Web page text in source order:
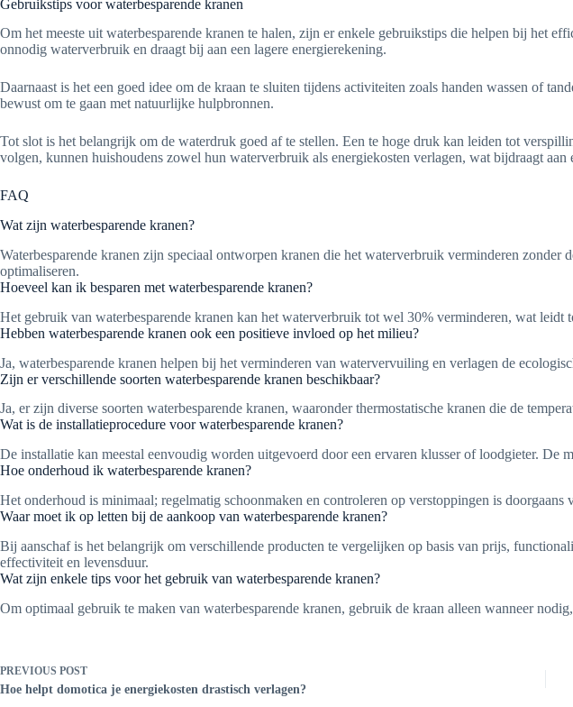
Gebruikstips voor waterbesparende kranen
Om het meeste uit waterbesparende kranen te halen, zijn er enkele gebruikstips die helpen bij het
onnodig waterverbruik en draagt bij aan een lagere energierekening.
Daarnaast is het een goed idee om de kraan te sluiten tijdens activiteiten zoals handen wassen of
bewust om te gaan met natuurlijke hulpbronnen.
Tot slot is het belangrijk om de waterdruk goed af te stellen. Een te hoge druk kan leiden tot
volgen, kunnen huishoudens zowel hun waterverbruik als energiekosten verlagen, wat bijdraagt aan
FAQ
Wat zijn waterbesparende kranen?
Waterbesparende kranen zijn speciaal ontworpen kranen die het waterverbruik verminderen
optimaliseren.
Hoeveel kan ik besparen met waterbesparende kranen?
Het gebruik van waterbesparende kranen kan het waterverbruik tot wel 30% verminderen, wat leidt
Hebben waterbesparende kranen ook een positieve invloed op het milieu?
Ja, waterbesparende kranen helpen bij het verminderen van watervervuiling en verlagen de
Zijn er verschillende soorten waterbesparende kranen beschikbaar?
Ja, er zijn diverse soorten waterbesparende kranen, waaronder thermostatische kranen die de
Wat is de installatieprocedure voor waterbesparende kranen?
De installatie kan meestal eenvoudig worden uitgevoerd door een ervaren klusser of loodgieter.
Hoe onderhoud ik waterbesparende kranen?
Het onderhoud is minimaal; regelmatig schoonmaken en controleren op verstoppingen is doorgaans
Waar moet ik op letten bij de aankoop van waterbesparende kranen?
Bij aanschaf is het belangrijk om verschillende producten te vergelijken op basis van prijs,
effectiviteit en levensduur.
Wat zijn enkele tips voor het gebruik van waterbesparende kranen?
Om optimaal gebruik te maken van waterbesparende kranen, gebruik de kraan alleen wanneer
PREVIOUS POST
Hoe helpt domotica je energiekosten drastisch verlagen?